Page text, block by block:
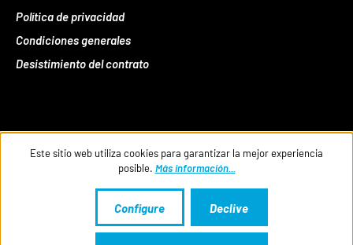
Política de privacidad
Condiciones generales
Desistimiento del contrato
Este sitio web utiliza cookies para garantizar la mejor experiencia
posible. Más información...
Declive
Configure